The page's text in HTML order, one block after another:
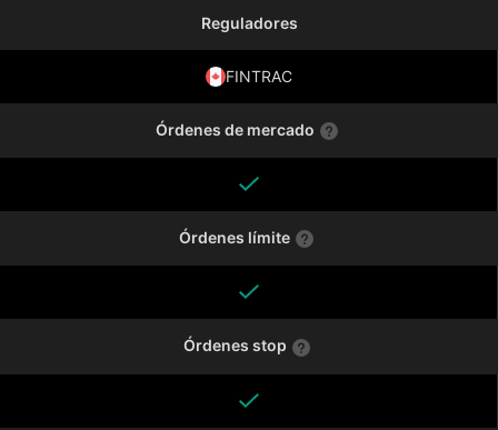
Reguladores
FINTRAC
Órdenes de mercado
Órdenes límite
Órdenes stop